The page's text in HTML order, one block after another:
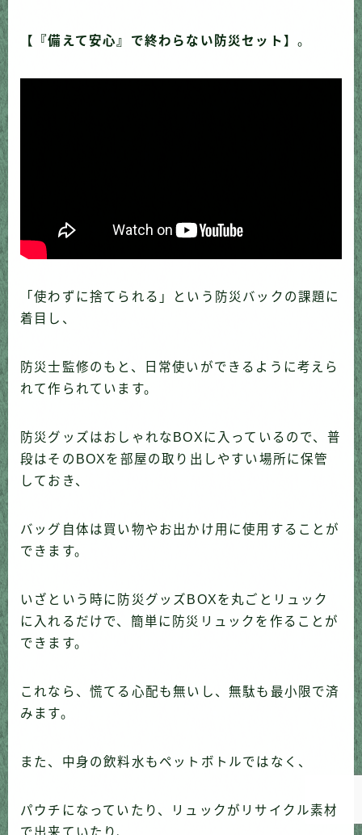
【『備えて安心』で終わらない防災セット】。
「使わずに捨てられる」という防災バックの課題に
着目し、
防災士監修のもと、日常使いができるように考えら
れて作られています。
防災グッズはおしゃれなBOXに入っているので、普
段はそのBOXを部屋の取り出しやすい場所に保管
しておき、
バッグ自体は買い物やお出かけ用に使用することが
できます。
いざという時に防災グッズBOXを丸ごとリュック
に入れるだけで、簡単に防災リュックを作ることが
できます。
これなら、慌てる心配も無いし、無駄も最小限で済
みます。
また、中身の飲料水もペットボトルではなく、
パウチになっていたり、リュックがリサイクル素材
で出来ていたり、